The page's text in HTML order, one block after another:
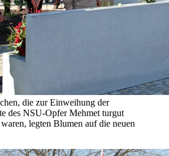
die zur Einweihung der
des NSU-Opfer Mehmet turgut
legten Blumen auf die neuen